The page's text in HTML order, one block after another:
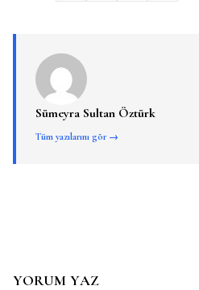
Sümeyra Sultan Öztürk
Tüm yazılarını gör →
YORUM YAZ